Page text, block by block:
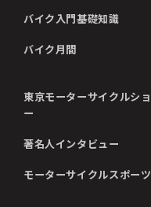
バイク入門基礎知識
バイク月間
東京モーターサイクルショ
ー
著名人インタビュー
モーターサイクルスポーツ